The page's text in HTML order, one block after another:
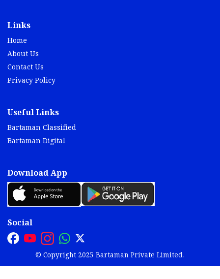
Links
Home
About Us
Contact Us
Privacy Policy
Useful Links
Bartaman Classified
Bartaman Digital
Download App
Social
© Copyright 2025 Bartaman Private Limited.